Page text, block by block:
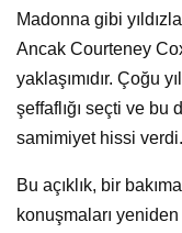
Madonna gibi
Ancak Courteney
yaklaşımıdır. Çoğu
şeffaflığı seçti ve bu
samimiyet hissi verdi.
Bu açıklık, bir
konuşmaları